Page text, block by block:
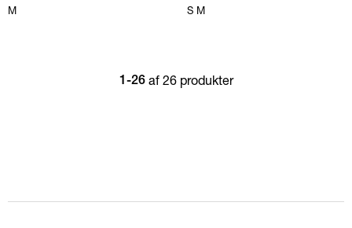
M S M
1-26 af 26 produkter